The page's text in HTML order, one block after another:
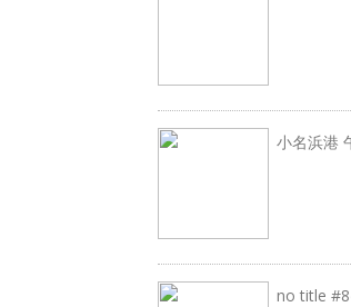
小名浜港
no title